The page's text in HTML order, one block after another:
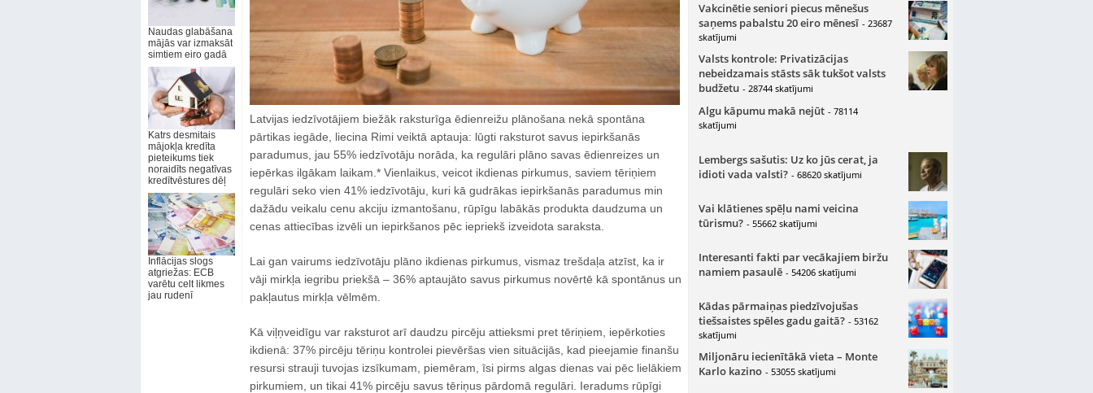
Naudas glabāšana
mājās var izmaksāt
simtiem eiro gadā
Katrs desmitais
mājokļa kredīta
pieteikums tiek
noraidīts negatīvas
kredītvēstures dēļ
Inflācijas slogs
atgriežas: ECB
varētu celt likmes
jau rudenī
Latvijas iedzīvotājiem biežāk raksturīga ēdienreižu plānošana nekā spontāna
pārtikas iegāde, liecina Rimi veiktā aptauja: lūgti raksturot savus iepirkšanās
paradumus, jau 55% iedzīvotāju norāda, ka regulāri plāno savas ēdienreizes un
iepērkas ilgākam laikam.* Vienlaikus, veicot ikdienas pirkumus, saviem tēriņiem
regulāri seko vien 41% iedzīvotāju, kuri kā gudrākas iepirkšanās paradumus min
dažādu veikalu cenu akciju izmantošanu, rūpīgu labākās produkta daudzuma un
cenas attiecības izvēli un iepirkšanos pēc iepriekš izveidota saraksta.
Lai gan vairums iedzīvotāju plāno ikdienas pirkumus, vismaz trešdaļa atzīst, ka ir
vāji mirkļa iegribu priekšā – 36% aptaujāto savus pirkumus novērtē kā spontānus un
pakļautus mirkļa vēlmēm.
Kā viļņveidīgu var raksturot arī daudzu pircēju attieksmi pret tēriņiem, iepērkoties
ikdienā: 37% pircēju tēriņu kontrolei pievēršas vien situācijās, kad pieejamie finanšu
resursi strauji tuvojas izsīkumam, piemēram, īsi pirms algas dienas vai pēc lielākiem
pirkumiem, un tikai 41% pircēju savus tēriņus pārdomā regulāri. Ieradums rūpīgi
Vakcinētie seniori piecus mēnešus
saņems pabalstu 20 eiro mēnesī - 23687
skatījumi
Valsts kontrole: Privatizācijas
nebeidzamais stāsts sāk tukšot valsts
budžetu - 28744 skatījumi
Algu kāpumu makā nejūt - 78114
skatījumi
Lembergs sašutis: Uz ko jūs cerat, ja
idioti vada valsti? - 68620 skatījumi
Vai klātienes spēļu nami veicina
tūrismu? - 55662 skatījumi
Interesanti fakti par vecākajiem biržu
namiem pasaulē - 54206 skatījumi
Kādas pārmaiņas piedzīvojušas
tiešsaistes spēles gadu gaitā? - 53162
skatījumi
Miljonāru iecienītākā vieta – Monte
Karlo kazino - 53055 skatījumi